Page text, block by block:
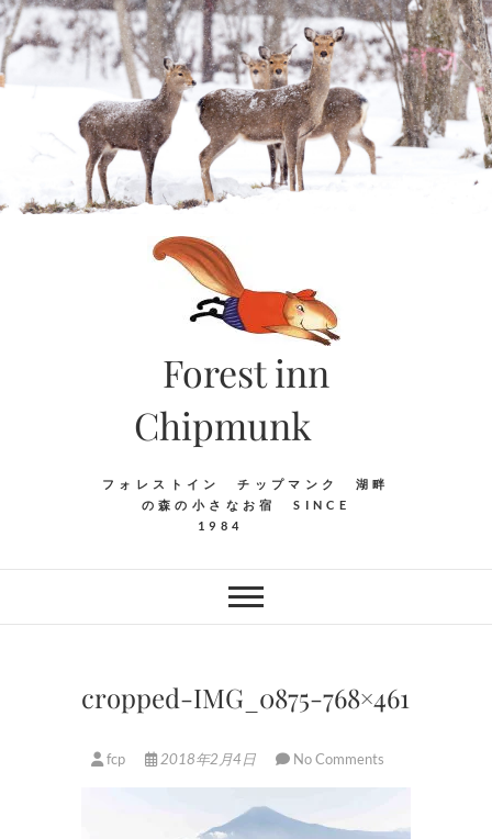
Skip
to
content
Forest inn
Chipmunk
フォレストイン チップマンク 湖畔
の森の小さなお宿 SINCE
1984
cropped-IMG_0875-768×461
fcp 2018年2月4日 No Comments